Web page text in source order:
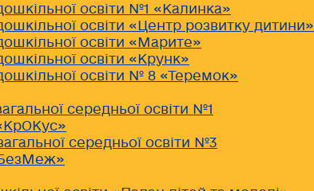
освіти №1 «Калинка»
освіти «Центр розвитку дитини»
освіти «Марите»
освіти «Крунк»
освіти № 8 «Теремок»
середньої освіти №1
середньої освіти №3